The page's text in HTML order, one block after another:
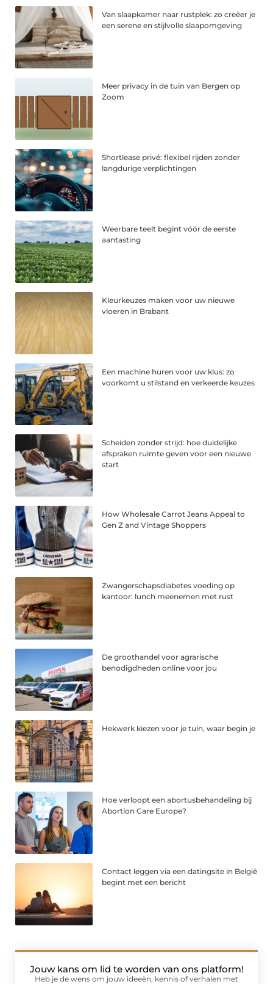
Van slaapkamer naar rustplek: zo creëer je
een serene en stijlvolle slaapomgeving
Meer privacy in de tuin van Bergen op
Zoom
Shortlease privé: flexibel rijden zonder
langdurige verplichtingen
Weerbare teelt begint vóór de eerste
aantasting
Kleurkeuzes maken voor uw nieuwe
vloeren in Brabant
Een machine huren voor uw klus: zo
voorkomt u stilstand en verkeerde keuzes
Scheiden zonder strijd: hoe duidelijke
afspraken ruimte geven voor een nieuwe
start
How Wholesale Carrot Jeans Appeal to
Gen Z and Vintage Shoppers
Zwangerschapsdiabetes voeding op
kantoor: lunch meenemen met rust
De groothandel voor agrarische
benodigdheden online voor jou
Hekwerk kiezen voor je tuin, waar begin je
Hoe verloopt een abortusbehandeling bij
Abortion Care Europe?
Contact leggen via een datingsite in België
begint met een bericht
Jouw kans om lid te worden van ons platform!
Heb je de wens om jouw ideeën, kennis of verhalen met